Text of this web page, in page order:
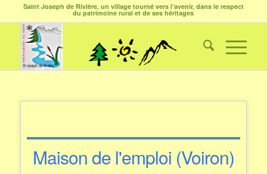
Saint Joseph de Rivière, un village tourné vers l’avenir, dans le respect
du patrimoine rural et de ses héritages
Maison de l'emploi (Voiron)